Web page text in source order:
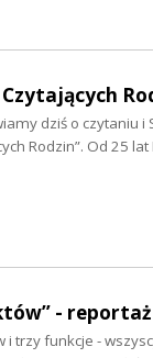
dziś o czytaniu i
Rodzin”. Od 25
-
i trzy funkcje -